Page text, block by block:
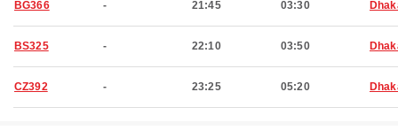
BG366 - 21:45 03:30
BS325 - 22:10 03:50
CZ392 - 23:25 05:20